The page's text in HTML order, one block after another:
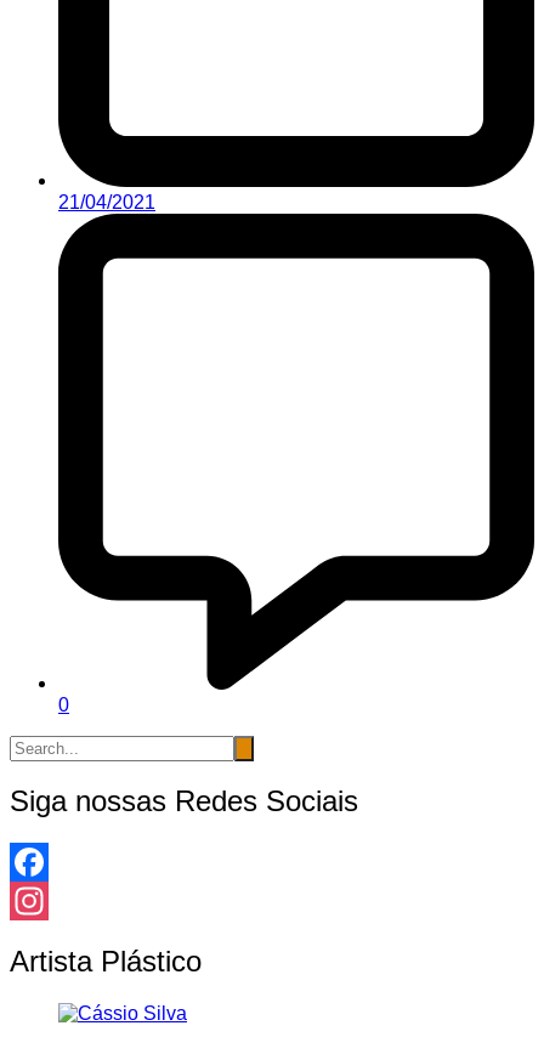
21/04/2021
0
Siga nossas Redes Sociais
Facebook
Artista Plástico